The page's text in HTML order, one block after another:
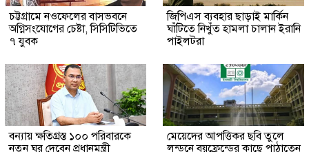
চট্টগ্রামে নওফেলের বাসভবনে
অগ্নিসংযোগের চেষ্টা, সিসিটিভিতে
৭ যুবক
জিপিএস ব্যবহার ছাড়াই মার্কিন
ঘাঁটিতে নিখুঁত হামলা চালান ইরানি
পাইলটরা
বন্যায় ক্ষতিগ্রস্ত ১০০ পরিবারকে
নতুন ঘর দেবেন প্রধানমন্ত্রী
মেয়েদের আপত্তিকর ছবি তুলে
লন্ডনে বয়ফ্রেন্ডের কাছে পাঠাতেন